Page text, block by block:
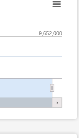
9,652,000